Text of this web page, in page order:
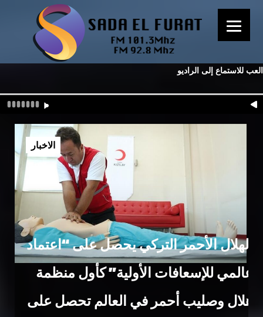
العب للاستماع إلى الراديو
الهلال الأحمر التركي يحصل على “اعتماد
عالمي للإسعافات الأولية” كأول منظمة
هلال وصليب أحمر في العالم تحصل على
الاخبار